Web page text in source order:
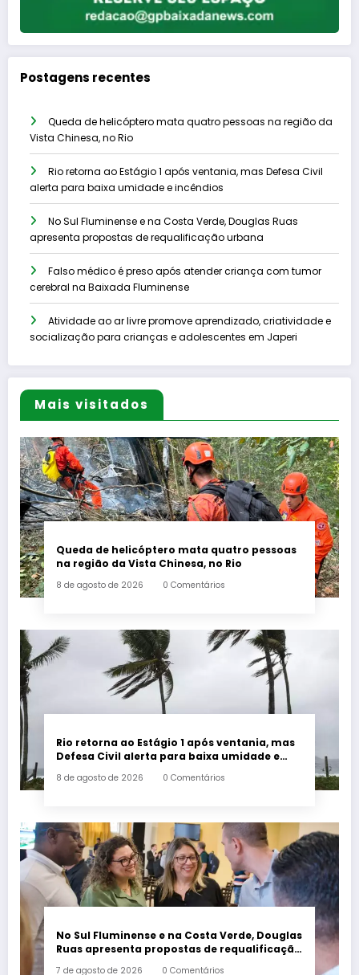
Postagens recentes
Queda de helicóptero mata quatro pessoas na região da
Vista Chinesa, no Rio
Rio retorna ao Estágio 1 após ventania, mas Defesa Civil
alerta para baixa umidade e incêndios
No Sul Fluminense e na Costa Verde, Douglas Ruas
apresenta propostas de requalificação urbana
Falso médico é preso após atender criança com tumor
cerebral na Baixada Fluminense
Atividade ao ar livre promove aprendizado, criatividade e
socialização para crianças e adolescentes em Japeri
Mais visitados
Queda de helicóptero mata quatro pessoas
na região da Vista Chinesa, no Rio
8 de agosto de 2026 0 Comentários
Rio retorna ao Estágio 1 após ventania, mas
Defesa Civil alerta para baixa umidade e
8 de agosto de 2026 0 Comentários
No Sul Fluminense e na Costa Verde, Douglas
Ruas apresenta propostas de requalificação
7 de agosto de 2026 0 Comentários